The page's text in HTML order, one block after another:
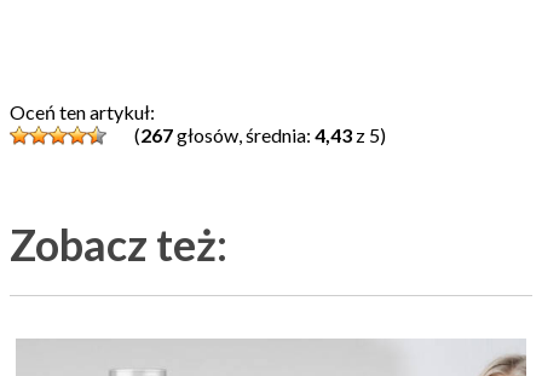
Oceń ten artykuł:
(267głosów, średnia: 4,43 z 5)
Zobacz też: